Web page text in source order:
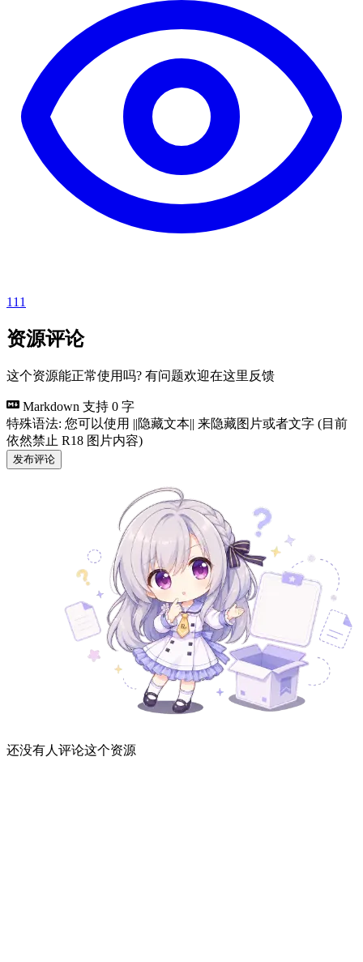
111
资源评论
这个资源能正常使用吗? 有问题欢迎在这里反馈
Markdown 支持 0 字
特殊语法: 您可以使用 ||隐藏文本|| 来隐藏图片或者文字 (目前
依然禁止 R18 图片内容)
发布评论
还没有人评论这个资源